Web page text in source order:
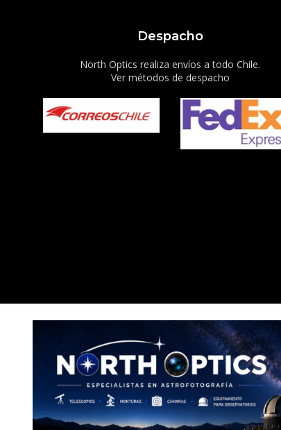
Despacho
North Optics realiza envíos a todo Chile.
Ver métodos de despacho